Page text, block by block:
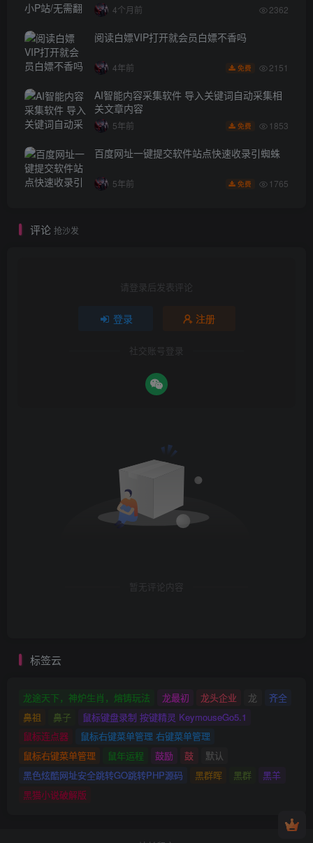
4个月前 2362
阅读白嫖VIP打开就会员白嫖不香吗
4年前 免费 2151
AI智能内容采集软件 导入关键词自动采集相
关文章内容
5年前 免费 1853
百度网址一键提交软件站点快速收录引蜘蛛
5年前 免费 1765
评论 抢沙发
请登录后发表评论
登录 注册
社交账号登录
暂无评论内容
标签云
龙途天下，神炉生肖，熔铸玩法 龙最初 龙头企业 龙
齐全
鼻祖
鼻子
鼠标键盘录制 按键精灵 KeymouseGo5.1
鼠标连点器
鼠标右键菜单管理 右键菜单管理
鼠标右键菜单管理
鼠年运程 鼓励 鼓
默认
黑色炫酷网址安全跳转GO跳转PHP源码
黑群晖 黑群
黑羊
黑猫小说破解版